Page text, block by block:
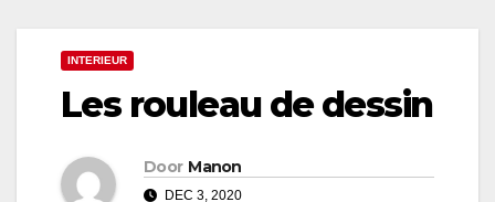
INTERIEUR
Les rouleau de dessin
Door Manon
DEC 3, 2020